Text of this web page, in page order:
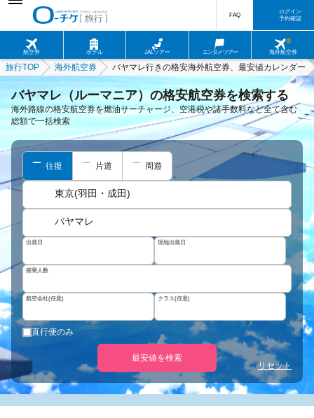
航空券 ホテル JALツアー エンタメツアー 海外航空券
FAQ
ログイン
予約確認
旅行TOP 海外航空券 バヤマレ行きの格安海外航空券、最安値カレンダー
バヤマレ（ルーマニア）の格安航空券を検索する
海外路線の格安航空券を燃油サーチャージ、空港税や諸手数料など全て含む
総額で一括検索
往復 片道 周遊
東京(羽田・成田)
バヤマレ
出発日 現地出発日
搭乗人数
航空会社(任意) クラス(任意)
直行便のみ
最安値を検索
リセット